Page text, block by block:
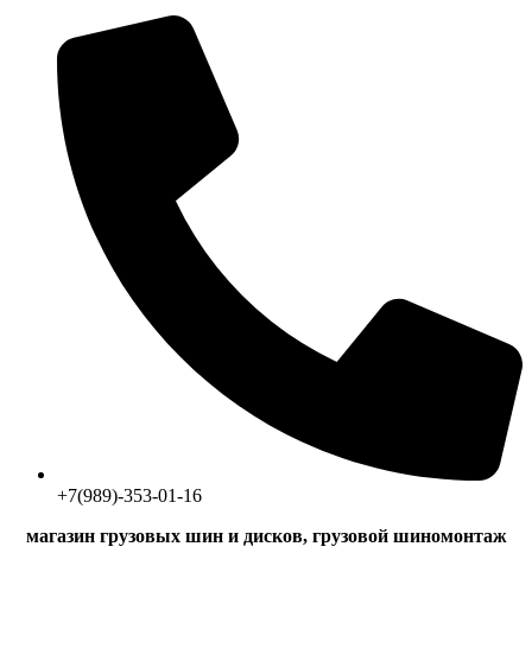
+7(989)-353-01-16
магазин грузовых шин и дисков, грузовой шиномонтаж